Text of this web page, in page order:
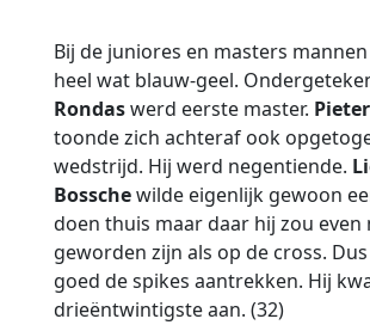
Bij de juniores en masters
heel wat blauw-geel.
Rondaswerd eerste master.
toonde zich achteraf ook
wedstrijd. Hij werd negentiende.
Bosschewilde eigenlijk gewoon
doen thuis maar daar hij zou even
geworden zijn als op de cross.
goed de spikes aantrekken. Hij
drieëntwintigste aan. (32)